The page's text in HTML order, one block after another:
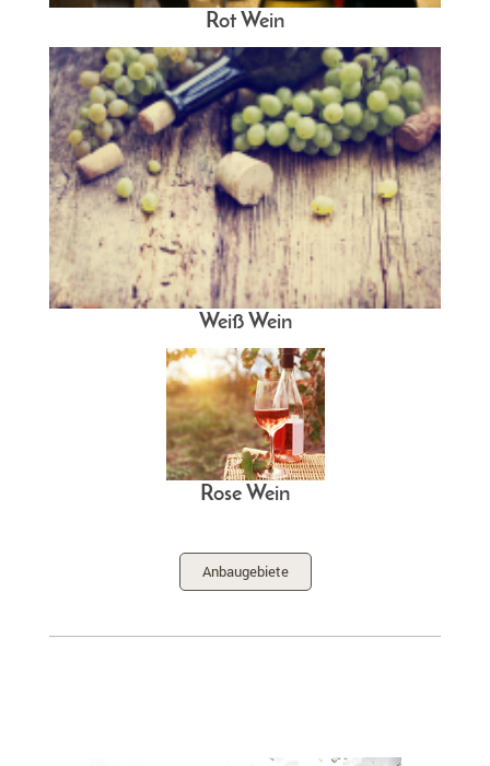
Rot Wein
Weiß Wein
Rose Wein
Anbaugebiete